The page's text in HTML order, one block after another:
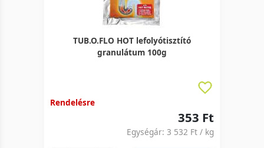
TUB.O.FLO HOT lefolyótisztító
granulátum 100g
Rendelésre
353 Ft
Egységár: 3 532 Ft / kg